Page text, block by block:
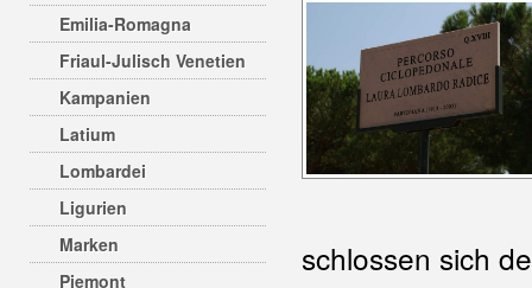
Emilia-Romagna
Friaul-Julisch Venetien
Kampanien
Latium
Lombardei
Ligurien
Marken
Piemont
schlossen sich